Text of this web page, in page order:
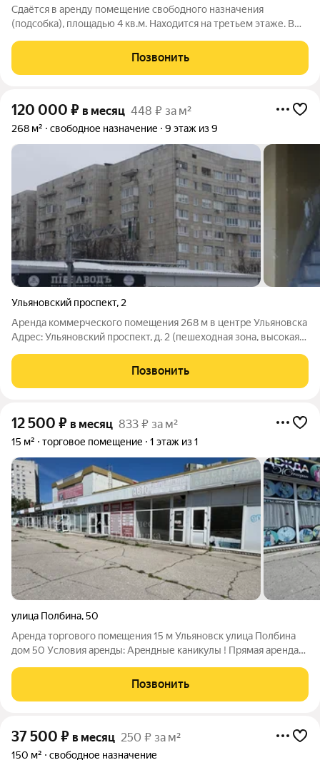
Сдаётся в аренду помещение свободного назначения
(подсобка), площадью 4 кв.м. Находится на третьем этаже. В
более подробной информацией позвоните по телефону,
указанному в объявлении, или
Позвонить
120 000 ₽ в месяц 448 ₽ за м²
268 м² свободное назначение 9 этаж из 9
Ульяновский проспект, 2
Аренда коммерческого помещения 268 м в центре Ульяновска
Адрес: Ульяновский проспект, д. 2 (пешеходная зона, высокая
для
Позвонить
12 500 ₽ в месяц 833 ₽ за м²
15 м² торговое помещение 1 этаж из 1
улица Полбина,50
Арeнда торгового помeщения 15 м Ульяновск улица Полбина
дом 50 Уcлoвия aрeнды: Аpeндные кaникулы ! Пpямая аренда
отдельно (электричество) Параметры помещения: Этаж 1
Позвонить
37 500 ₽ в месяц 250 ₽ за м²
150 м² свободное назначение